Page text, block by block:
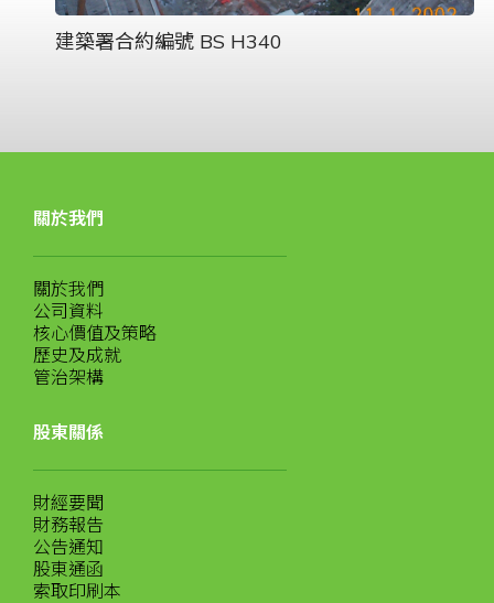
建築署合約編號 BS H340
關於我們
關於我們
公司資料
核心價值及策略
歷史及成就
管治架構
股東關係
財經要聞
財務報告
公告通知
股東通函
索取印刷本